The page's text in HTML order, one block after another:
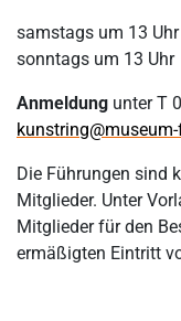
samstags um 13 Uhr
sonntags um 13 Uhr
Anmeldung unter T
Die Führungen sind
Mitglieder. Unter
Mitglieder für den
ermäßigten Eintritt